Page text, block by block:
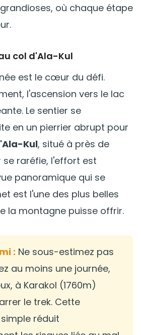
où chaque étape
col d'Ala-Kul
est le cœur du défi.
l'ascension vers le lac
Le sentier se
en un pierrier abrupt pour
Kul, situé à près de
se raréfie, l'effort est
panoramique qui se
est l'une des plus belles
la montagne puisse offrir.
: Ne sous-estimez pas
au moins une journée,
à Karakol (1760m)
le trek. Cette
réduit